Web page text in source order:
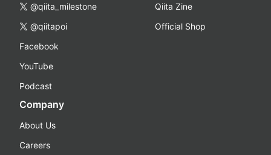
@qiita_milestone
@qiitapoi
Facebook
YouTube
Podcast
Qiita Zine
Official Shop
Company
About Us
Careers